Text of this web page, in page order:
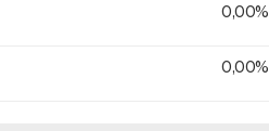
0,00%
0,00%